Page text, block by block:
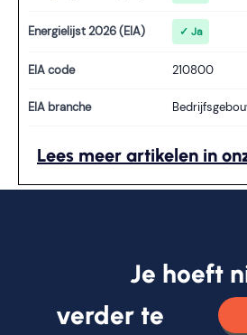
Energielijst 2026 (EIA) ✓ Ja
EIA code 210800
EIA branche
Lees meer artikelen in
Je hoeft
verder te